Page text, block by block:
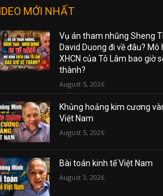
MỚI NHẤT
Vụ án tham nhũng Sheng
David Duong đi về đâu? Mô
XHCN của Tô Lâm bao giờ
thành?
August 5, 2026
Khủng hoảng kim cương
Việt Nam
August 5, 2026
Bài toán kinh tế Việt Nam
August 3, 2026